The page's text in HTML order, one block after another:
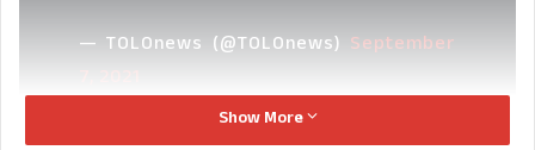
— TOLOnews (@TOLOnews) September
Show More